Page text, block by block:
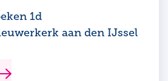
1d
aan den IJssel